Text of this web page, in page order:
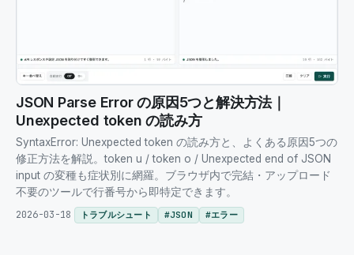
JSON Parse Error の原因5つと解決方法｜
Unexpected token の読み方
SyntaxError: Unexpected token の読み方と、よくある原因5つの
修正方法を解説。token u / token o / Unexpected end of JSON
input の変種も症状別に網羅。ブラウザ内で完結・アップロード
不要のツールで行番号から即特定できます。
2026-03-18
トラブルシュート #JSON #エラー